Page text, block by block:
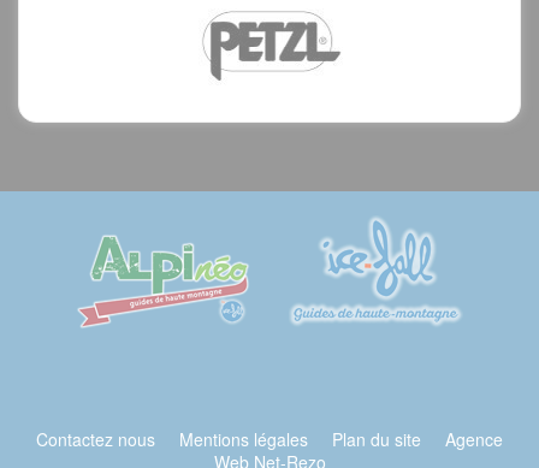
Contactez nous Mentions légales Plan du site
Agence
Web Net-Rezo